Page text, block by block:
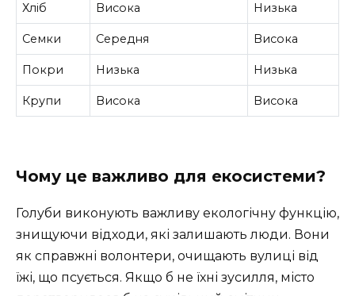
Хліб Висока Низька
Семки Середня Висока
Покри Низька Низька
Крупи Висока Висока
Чому це важливо для екосистеми?
Голуби виконують важливу екологічну функцію,
знищуючи відходи, які залишають люди. Вони
як справжні волонтери, очищають вулиці від
їжі, що псується. Якщо б не їхні зусилля, місто